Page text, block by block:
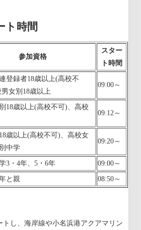
ト時間
参加資格
スター
ト時間
登録者18歳以上(高校不
女別18歳以上
09:00～
18歳以上(高校不可)、高校
09:12～
歳以上(高校不可)、高校女
中学
09:20～
3・4年、5・6年 09:00～
と親 08:50～
トし、海岸線や小名浜港アクアマリン